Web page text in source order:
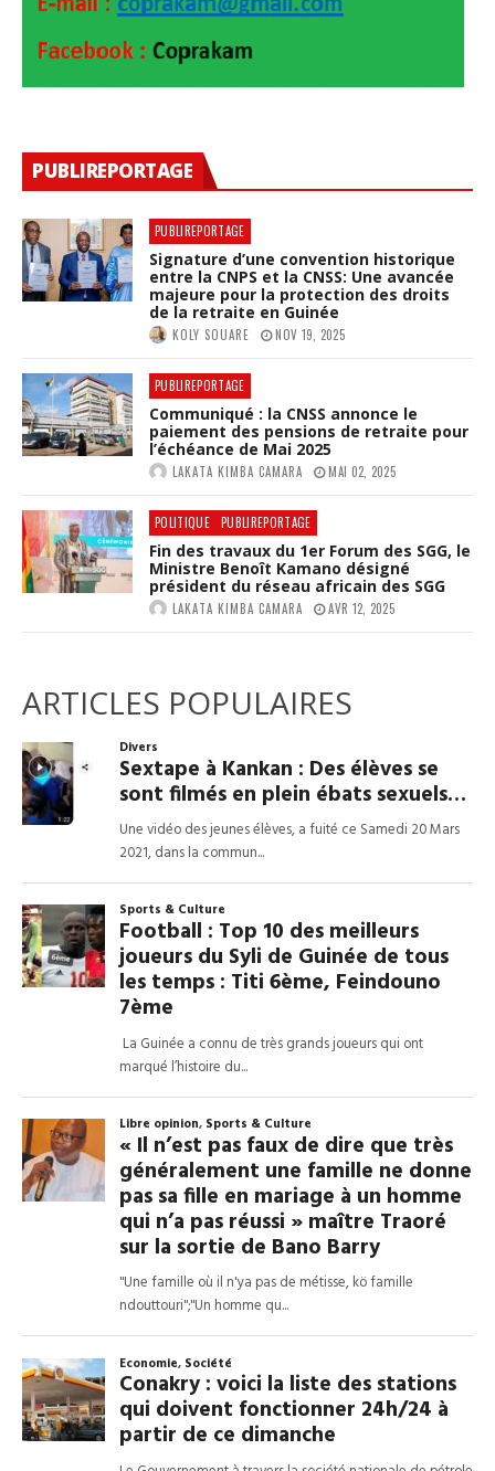
PUBLIREPORTAGE
PUBLIREPORTAGE
Signature d’une convention historique
entre la CNPS et la CNSS: Une avancée
majeure pour la protection des droits
de la retraite en Guinée
KOLY SOUARE NOV 19, 2025
PUBLIREPORTAGE
Communiqué : la CNSS annonce le
paiement des pensions de retraite pour
l’échéance de Mai 2025
LAKATA KIMBA CAMARA MAI 02, 2025
POLITIQUE PUBLIREPORTAGE
Fin des travaux du 1er Forum des SGG, le
Ministre Benoît Kamano désigné
président du réseau africain des SGG
LAKATA KIMBA CAMARA AVR 12, 2025
ARTICLES POPULAIRES